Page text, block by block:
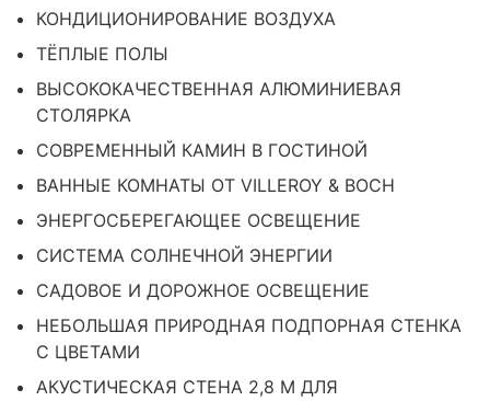
КОНДИЦИОНИРОВАНИЕ ВОЗДУХА
ТЁПЛЫЕ ПОЛЫ
ВЫСОКОКАЧЕСТВЕННАЯ АЛЮМИНИЕВАЯ
СТОЛЯРКА
СОВРЕМЕННЫЙ КАМИН В ГОСТИНОЙ
ВАННЫЕ КОМНАТЫ ОТ VILLEROY & BOCH
ЭНЕРГОСБЕРЕГАЮЩЕЕ ОСВЕЩЕНИЕ
СИСТЕМА СОЛНЕЧНОЙ ЭНЕРГИИ
САДОВОЕ И ДОРОЖНОЕ ОСВЕЩЕНИЕ
НЕБОЛЬШАЯ ПРИРОДНАЯ ПОДПОРНАЯ СТЕНКА
С ЦВЕТАМИ
АКУСТИЧЕСКАЯ СТЕНА 2,8 М ДЛЯ